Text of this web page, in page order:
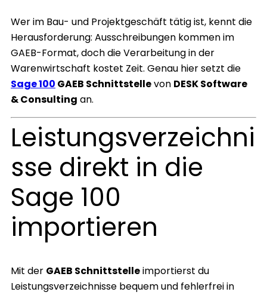
Wer im Bau- und Projektgeschäft tätig ist, kennt die
Herausforderung: Ausschreibungen kommen im
GAEB-Format, doch die Verarbeitung in der
Warenwirtschaft kostet Zeit. Genau hier setzt die
Sage 100 GAEB Schnittstellevon DESK Software
& Consulting an.
Leistungsverzeichni
sse direkt in die
Sage 100
importieren
Mit der GAEB Schnittstelleimportierst du
Leistungsverzeichnisse bequem und fehlerfrei in